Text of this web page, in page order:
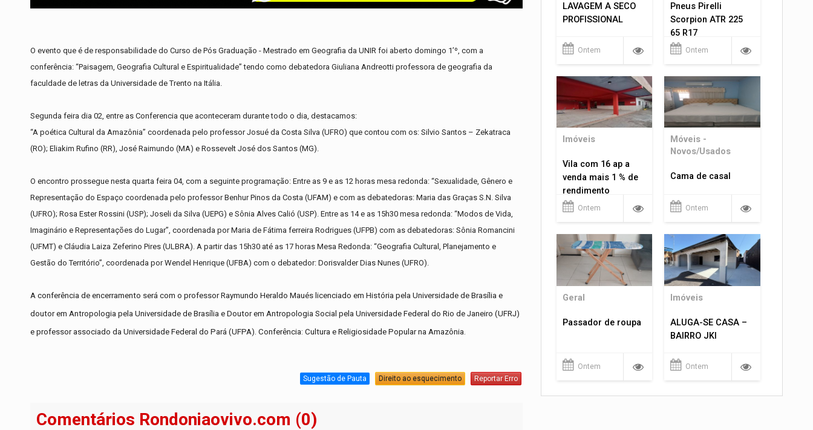
O evento que é de responsabilidade do Curso de Pós Graduação - Mestrado em Geografia da UNIR foi aberto domingo 1’º, com a
conferência: “Paisagem, Geografia Cultural e Espiritualidade” tendo como debatedora Giuliana Andreotti professora de geografia da
faculdade de letras da Universidade de Trento na Itália.
Segunda feira dia 02, entre as Conferencia que aconteceram durante todo o dia, destacamos:
“A poética Cultural da Amazônia” coordenada pelo professor Josué da Costa Silva (UFRO) que contou com os: Silvio Santos – Zekatraca
(RO); Eliakim Rufino (RR), José Raimundo (MA) e Rossevelt José dos Santos (MG).
O encontro prossegue nesta quarta feira 04, com a seguinte programação: Entre as 9 e as 12 horas mesa redonda: “Sexualidade, Gênero e
Representação do Espaço coordenada pelo professor Benhur Pinos da Costa (UFAM) e com as debatedoras: Maria das Graças S.N. Silva
(UFRO); Rosa Ester Rossini (USP); Joseli da Silva (UEPG) e Sônia Alves Calió (USP). Entre as 14 e as 15h30 mesa redonda: “Modos de Vida,
Imaginário e Representações do Lugar”, coordenada por Maria de Fátima ferreira Rodrigues (UFPB) com as debatedoras: Sônia Romancini
(UFMT) e Cláudia Laiza Zeferino Pires (ULBRA). A partir das 15h30 até as 17 horas Mesa Redonda: “Geografia Cultural, Planejamento e
Gestão do Território”, coordenada por Wendel Henrique (UFBA) com o debatedor: Dorisvalder Dias Nunes (UFRO).
A conferência de encerramento será com o professor Raymundo Heraldo Maués licenciado em História pela Universidade de Brasília e
doutor em Antropologia pela Universidade de Brasília e Doutor em Antropologia Social pela Universidade Federal do Rio de Janeiro (UFRJ)
e professor associado da Universidade Federal do Pará (UFPA). Conferência: Cultura e Religiosidade Popular na Amazônia.
Sugestão de Pauta Direito ao esquecimento Reportar Erro
Comentários Rondoniaovivo.com (0)
LAVAGEM A SECO
PROFISSIONAL
Ontem
Pneus Pirelli
Scorpion ATR 225
65 R17
Ontem
Imóveis
Vila com 16 ap a
venda mais 1 % de
rendimento
Ontem
Móveis -
Novos/Usados
Cama de casal
Ontem
Geral
Passador de roupa
Ontem
Imóveis
ALUGA-SE CASA –
BAIRRO JKI
Ontem